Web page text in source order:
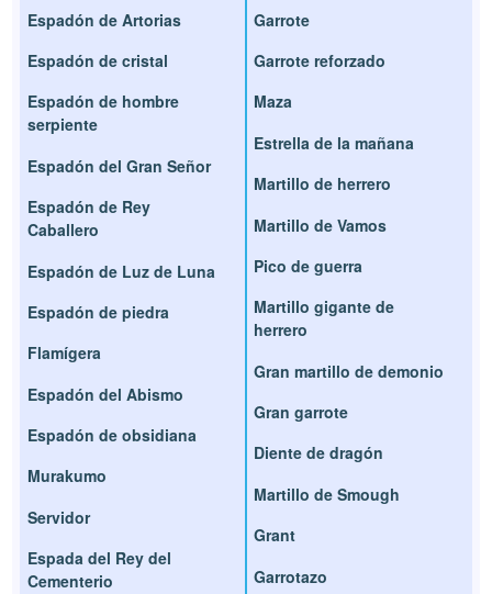
Espadón de Artorias
Espadón de cristal
Espadón de hombre
serpiente
Espadón del Gran Señor
Espadón de Rey
Caballero
Espadón de Luz de Luna
Espadón de piedra
Flamígera
Espadón del Abismo
Espadón de obsidiana
Murakumo
Servidor
Espada del Rey del
Cementerio
Garrote
Garrote reforzado
Maza
Estrella de la mañana
Martillo de herrero
Martillo de Vamos
Pico de guerra
Martillo gigante de
herrero
Gran martillo de demonio
Gran garrote
Diente de dragón
Martillo de Smough
Grant
Garrotazo